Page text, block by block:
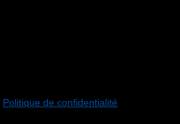
Politique de confidentialité